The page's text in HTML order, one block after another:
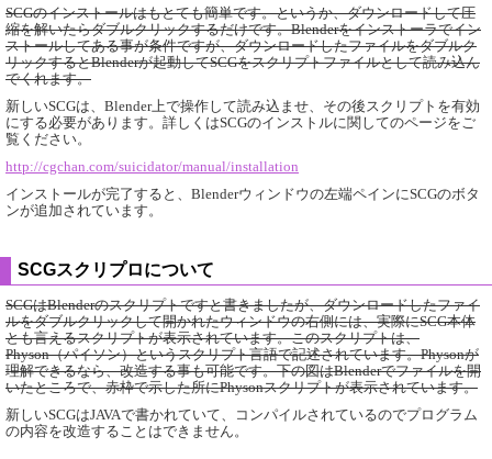
SCGのインストールはもとても簡単です。というか、ダウンロードして圧
縮を解いたらダブルクリックするだけです。Blenderをインストーラでイン
ストールしてある事が条件ですが、ダウンロードしたファイルをダブルク
リックするとBlenderが起動してSCGをスクリプトファイルとして読み込ん
でくれます。
新しいSCGは、Blender上で操作して読み込ませ、その後スクリプトを有効
にする必要があります。詳しくはSCGのインストルに関してのページをご
覧ください。
http://cgchan.com/suicidator/manual/installation
インストールが完了すると、Blenderウィンドウの左端ペインにSCGのボタ
ンが追加されています。
SCGスクリプロについて
SCGはBlenderのスクリプトですと書きましたが、ダウンロードしたファイ
ルをダブルクリックして開かれたウィンドウの右側には、実際にSCG本体
とも言えるスクリプトが表示されています。このスクリプトは、
Physon（パイソン）というスクリプト言語で記述されています。Physonが
理解できるなら、改造する事も可能です。下の図はBlenderでファイルを開
いたところで、赤枠で示した所にPhysonスクリプトが表示されています。
新しいSCGはJAVAで書かれていて、コンパイルされているのでプログラム
の内容を改造することはできません。